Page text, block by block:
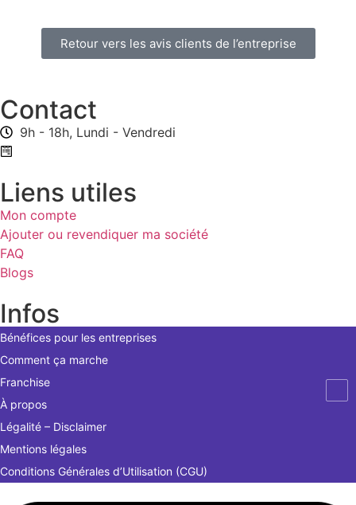
Retour vers les avis clients de l’entreprise
Contact
9h - 18h, Lundi - Vendredi
Liens utiles
Mon compte
Ajouter ou revendiquer ma société
FAQ
Blogs
Infos
Bénéfices pour les entreprises
Comment ça marche
Franchise
À propos
Légalité – Disclaimer
Mentions légales
Conditions Générales d’Utilisation (CGU)